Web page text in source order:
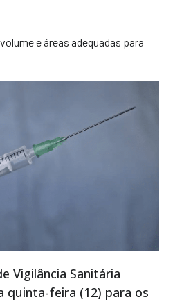
e áreas adequadas para
Vigilância Sanitária
quinta-feira (12) para os